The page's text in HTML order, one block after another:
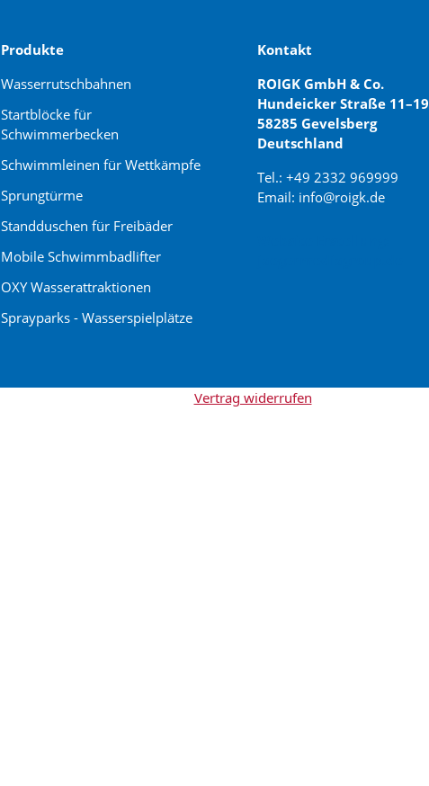
Produkte
Wasserrutschbahnen
Startblöcke für
Schwimmerbecken
Schwimmleinen für Wettkämpfe
Sprungtürme
Standduschen für Freibäder
Mobile Schwimmbadlifter
OXY Wasserattraktionen
Sprayparks - Wasserspielplätze
Kontakt
ROIGK GmbH & Co.
Hundeicker Straße 11–19
58285 Gevelsberg
Deutschland
Tel.: +49 2332 969999
Email: info@roigk.de
Vertrag widerrufen